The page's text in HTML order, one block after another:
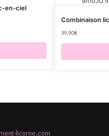
en-ciel
Combinaison
39.90€